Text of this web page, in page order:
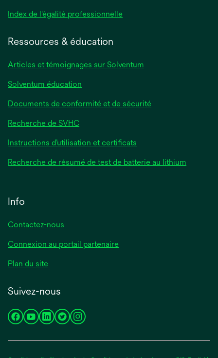
Index de l'égalité professionnelles’ouvre
onglet
Ressources & éducation
Articles et témoignages sur Solventum
Solventum éducation
Documents de conformité et de sécurité
Recherche de SVHC
Instructions d’utilisation et certificats
Recherche de résumé de test de batterie au lithium
Info
Contactez-nous
Connexion au portail partenaire
Plan du site
Suivez-nous
s’ouvres’ouvres’ouvres’ouvres’ouvre